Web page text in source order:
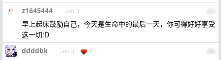
25
z1645444 Jun 3
早上起床鼓励自己，今天是生命中的最后一天，你可得好好享受
这一切:D
26
ddddbk Jun 3 2